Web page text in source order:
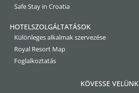
Safe Stay in Croatia
HOTELSZOLGÁLTATÁSOK
Különleges alkalmak szervezése
Royal Resort Map
Foglalkoztatás
KÖVESSE VELÜNK